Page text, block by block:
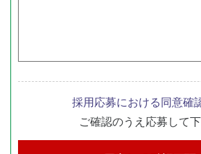
採用応募における同意確
ご確認のうえ応募して下